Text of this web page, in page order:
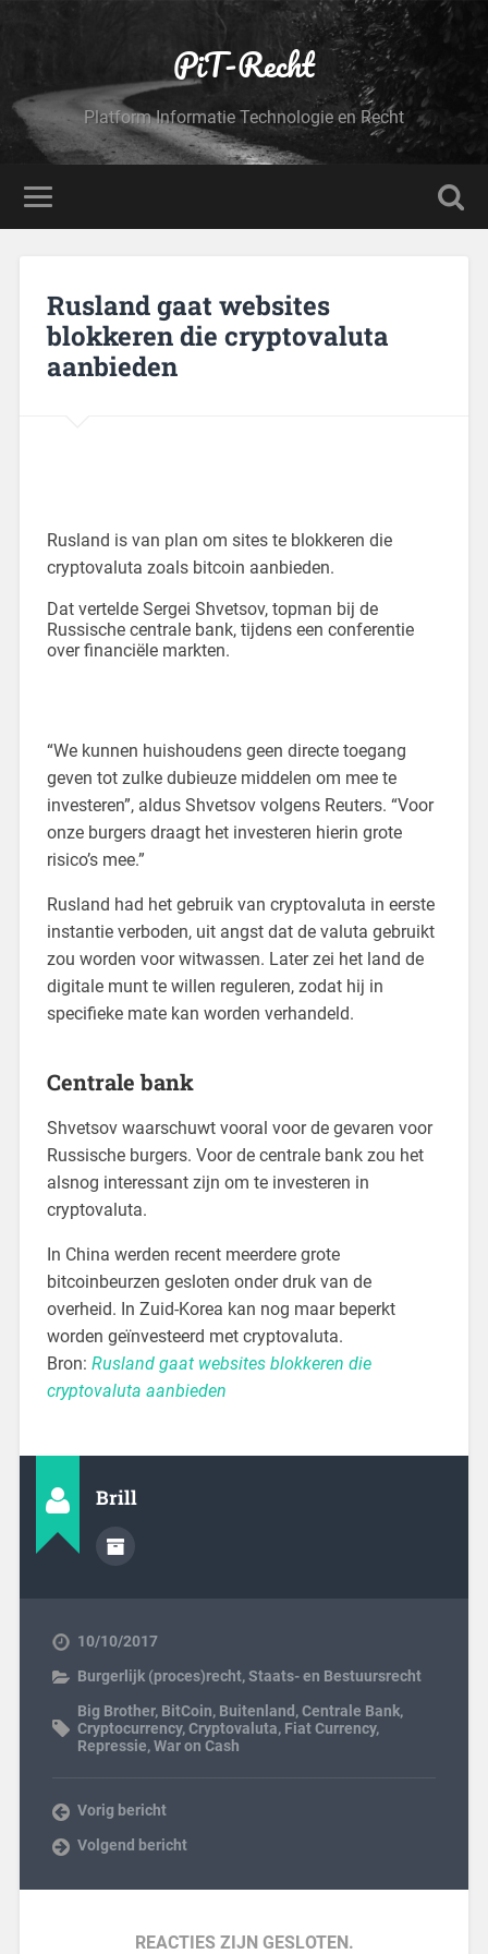
PiT-Recht
Platform Informatie Technologie en Recht
Rusland gaat websites
blokkeren die cryptovaluta
aanbieden
Rusland is van plan om sites te blokkeren die
cryptovaluta zoals bitcoin aanbieden.
Dat vertelde Sergei Shvetsov, topman bij de
Russische centrale bank, tijdens een conferentie
over financiële markten.
“We kunnen huishoudens geen directe toegang
geven tot zulke dubieuze middelen om mee te
investeren”, aldus Shvetsov volgens Reuters. “Voor
onze burgers draagt het investeren hierin grote
risico’s mee.”
Rusland had het gebruik van cryptovaluta in eerste
instantie verboden, uit angst dat de valuta gebruikt
zou worden voor witwassen. Later zei het land de
digitale munt te willen reguleren, zodat hij in
specifieke mate kan worden verhandeld.
Centrale bank
Shvetsov waarschuwt vooral voor de gevaren voor
Russische burgers. Voor de centrale bank zou het
alsnog interessant zijn om te investeren in
cryptovaluta.
In China werden recent meerdere grote
bitcoinbeurzen gesloten onder druk van de
overheid. In Zuid-Korea kan nog maar beperkt
worden geïnvesteerd met cryptovaluta.
Bron: Rusland gaat websites blokkeren die
cryptovaluta aanbieden
Brill
10/10/2017
Burgerlijk (proces)recht,Staats- en Bestuursrecht
Big Brother, BitCoin, Buitenland ,Centrale Bank,
Cryptocurrency,Cryptovaluta, Fiat Currency,
Repressie,War on Cash
Vorig bericht
Volgend bericht
REACTIES ZIJN GESLOTEN.